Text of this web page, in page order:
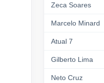
Zeca Soares
Marcelo Minard
Atual 7
Gilberto Lima
Neto Cruz